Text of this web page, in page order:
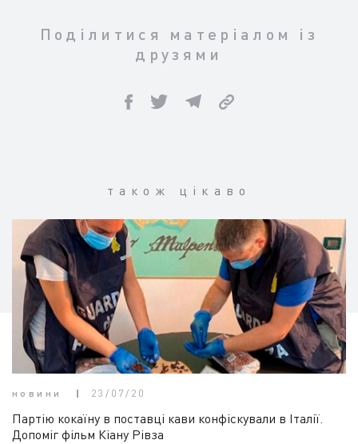
Поділитися матеріалом із
друзями
також цікаво
новини 23/07/20
Партію кокаїну в поставці кави конфіскували в Італії.
Допоміг фільм Кіану Рівза